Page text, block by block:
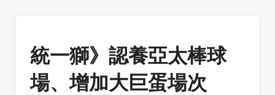
統一獅》認養亞太棒球
場、增加大巨蛋場次